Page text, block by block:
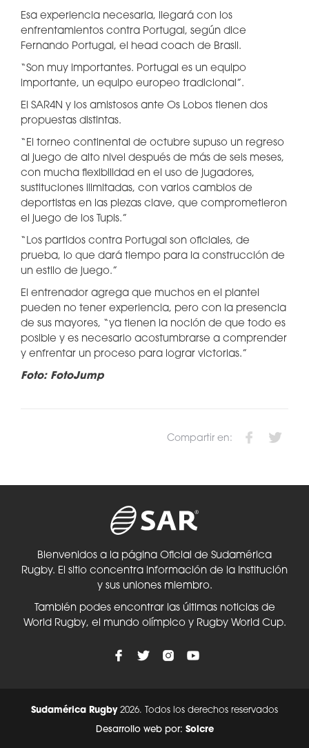
Esa experiencia necesaria, llegará con los
enfrentamientos contra Portugal, según dice
Fernando Portugal, el head coach de Brasil.
“Son muy importantes. Portugal es un equipo
importante, un equipo europeo tradicional”.
El SAR4N y los amistosos ante Os Lobos tienen dos
propuestas distintas.
“El torneo continental de octubre supuso un regreso
al juego de alto nivel después de más de seis meses,
con mucha flexibilidad en el uso de jugadores,
sustituciones ilimitadas, con varios cambios de
deportistas en las piezas clave, que comprometieron
el juego de los Tupis.”
“Los partidos contra Portugal son oficiales, de
prueba, lo que dará tiempo para la construcción de
un estilo de juego.”
El entrenador agrega que muchos en el plantel
pueden no tener experiencia, pero con la presencia
de sus mayores, “ya tienen la noción de que todo es
posible y es necesario acostumbrarse a comprender
y enfrentar un proceso para lograr victorias.”
Foto: FotoJump
Compartir en:
Bienvenidos a la página Oficial de Sudamérica
Rugby. El sitio concentra información de la Institución
y sus uniones miembro.
También podes encontrar las últimas noticias de
World Rugby, el mundo olímpico y Rugby World Cup.
Sudamérica Rugby2026. Todos los derechos reservados
Desarrollo web por: Solcre